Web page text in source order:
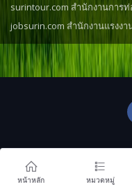
surintour.com สำนักงานการ
jobsurin.com สำนักงานแรงง
หน้าหลัก หมวดหมู่